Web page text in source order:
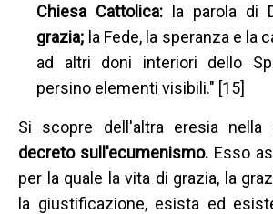
Chiesa Cattolica: la parola di
grazia; la Fede, la speranza e la
ad altri doni interiori dello
persino elementi visibili." [15]
Si scopre dell'altra eresia nella
decreto sull'ecumenismo. Esso
per la quale la vita di grazia, la
la giustificazione, esista ed